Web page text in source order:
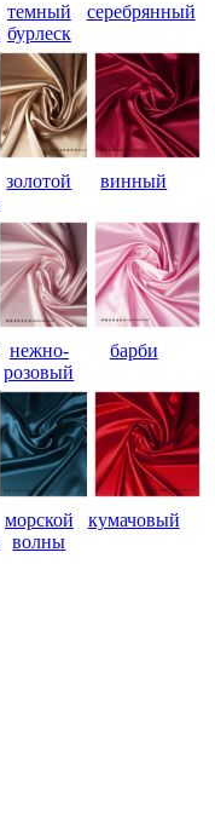
темный
бурлеск
серебрянный
золотой винный
нежно-
розовый
барби
морской
волны
кумачовый